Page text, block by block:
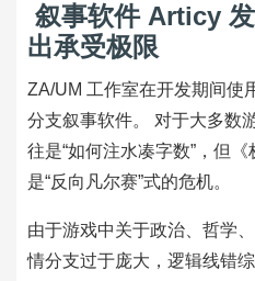
叙事软件 Articy
出承受极限
ZA/UM 工作室在开发期间使
分支叙事软件。 对于大多数
往是“如何注水凑字数”，但
是“反向凡尔赛”式的危机。
由于游戏中关于政治、哲学
情分支过于庞大，逻辑线错